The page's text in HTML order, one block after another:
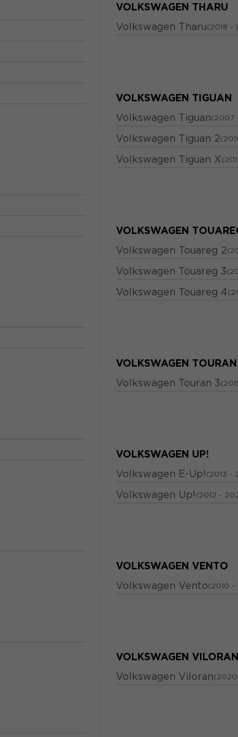
VOLKSWAGEN THARU
Volkswagen Tharu(2018 - )
VOLKSWAGEN TIGUAN
Volkswagen Tiguan(2007
Volkswagen Tiguan 2
Volkswagen Tiguan X
VOLKSWAGEN
Volkswagen Touareg 2
Volkswagen Touareg 3
Volkswagen Touareg 4
VOLKSWAGEN TOURAN
Volkswagen Touran 3
VOLKSWAGEN UP!
Volkswagen E-Up! (2013 -
Volkswagen Up! (2012 -
VOLKSWAGEN VENTO
Volkswagen Vento(2010 -
VOLKSWAGEN VILORAN
Volkswagen Viloran